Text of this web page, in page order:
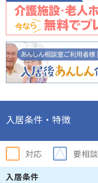
入居条件・特徴
対応 要相談
入居条件